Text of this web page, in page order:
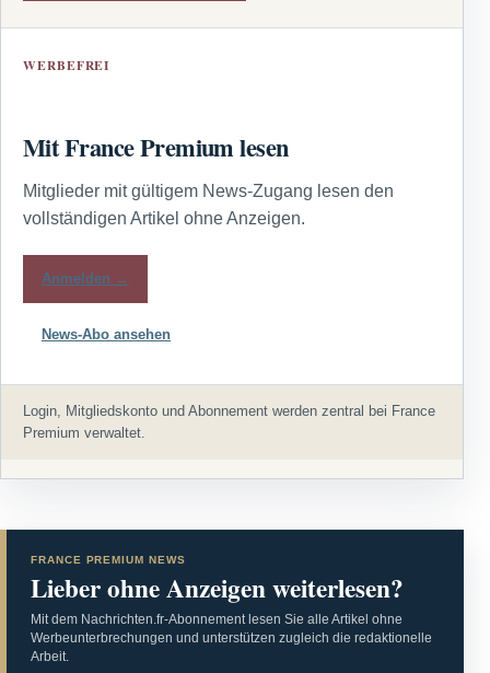
WERBEFREI
Mit France Premium lesen
Mitglieder mit gültigem News-Zugang lesen den
vollständigen Artikel ohne Anzeigen.
Anmelden →
News-Abo ansehen
Login, Mitgliedskonto und Abonnement werden zentral bei France
Premium verwaltet.
FRANCE PREMIUM NEWS
Lieber ohne Anzeigen weiterlesen?
Mit dem Nachrichten.fr-Abonnement lesen Sie alle Artikel ohne
Werbeunterbrechungen und unterstützen zugleich die redaktionelle
Arbeit.